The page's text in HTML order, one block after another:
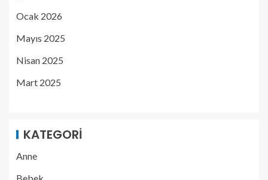
Ocak 2026
Mayıs 2025
Nisan 2025
Mart 2025
KATEGORI
Anne